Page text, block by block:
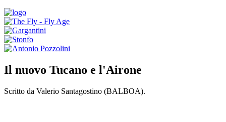
Il nuovo Tucano e l'Airone
Scritto da Valerio Santagostino (BALBOA).